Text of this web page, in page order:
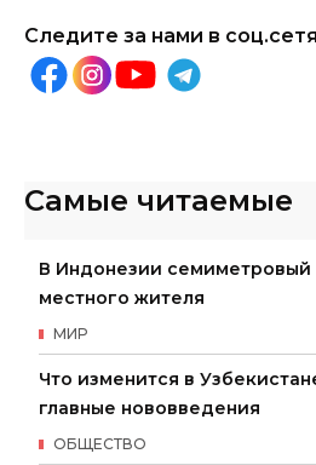
Следите за нами в
Самые читаемые
В Индонезии семиметровый
местного жителя
МИР
Что изменится в
главные нововведения
ОБЩЕСТВО